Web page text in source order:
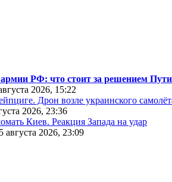
РФ: что стоит за решением
2026, 15:22
Дрон возле украинского
2026, 23:36
Киев. Реакция Запада на удар
2026, 23:09